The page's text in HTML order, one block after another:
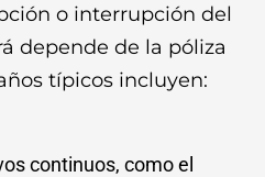
o interrupción del
depende de la póliza
típicos incluyen:
continuos, como el